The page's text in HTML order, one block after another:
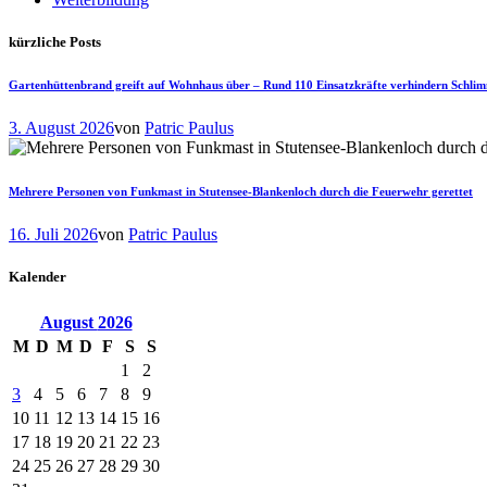
kürzliche Posts
Gartenhüttenbrand greift auf Wohnhaus über – Rund 110 Einsatzkräfte verhindern
3. August 2026von Patric Paulus
Mehrere Personen von Funkmast in Stutensee-Blankenloch durch die Feuerwehr gerettet
16. Juli 2026von Patric Paulus
Kalender
August 2026
M D M D F S
S
1
2
3
4 5 6 7 8
9
10 11 12 13 14 15 16
17 18 19 20 21 22 23
24 25 26 27 28 29 30